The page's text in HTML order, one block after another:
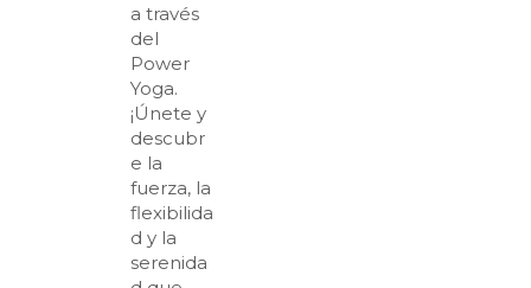
a través
del
Power
Yoga.
¡Únete y
descubr
e la
fuerza, la
flexibilida
d y la
serenida